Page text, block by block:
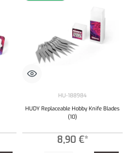
HU-188984
HUDY Replaceable Hobby Knife Blades
(10)
8,90 €*